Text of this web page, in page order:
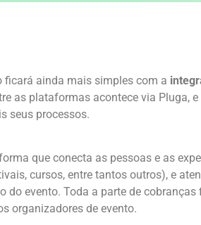
ficará ainda mais simples com a
as plataformas acontece via Pluga,
seus processos.
que conecta as pessoas e as
cursos, entre tantos outros), e
do evento. Toda a parte de
organizadores de evento.